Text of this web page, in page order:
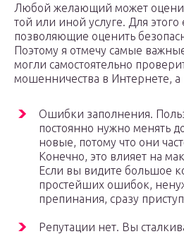
Любой желающий может
той или иной услуге. Для этого
позволяющие оценить
Поэтому я отмечу самые
могли самостоятельно
мошенничества в Интернете,
Ошибки заполнения.
постоянно нужно менять
новые, потому что они
Конечно, это влияет на
Если вы видите большое
простейших ошибок,
препинания, сразу
Репутации нет. Вы